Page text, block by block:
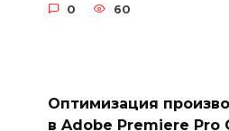
0 60
Оптимизация
в Adobe Premiere Pro